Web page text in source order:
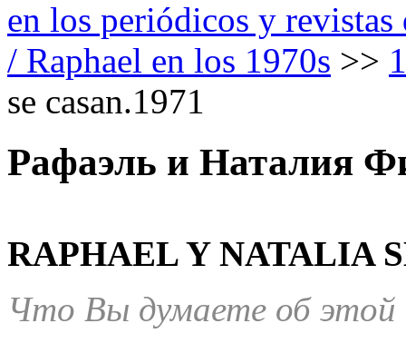
en los periódicos y
/ Raphael en los 1970s >>
se casan.1971
Рафаэль и Наталия
RAPHAEL Y NATALIA
Что Вы думаете об этой